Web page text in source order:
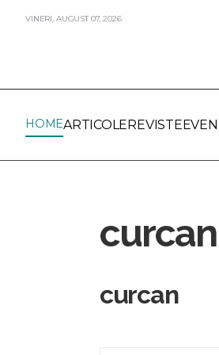
VINERI, AUGUST07,2026
HOMEARTICOLEREVISTE
curcan
curcan